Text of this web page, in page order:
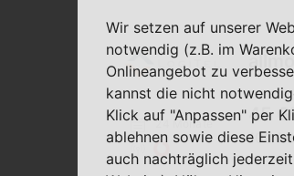
24 Monate 45
100
Wir setzen auf unserer
notwendig (z.B. im
Onlineangebot zu
kannst die nicht
Klick auf "Anpassen" per
ablehnen sowie diese
auch nachträglich